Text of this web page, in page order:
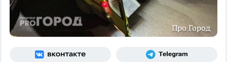
Про Город